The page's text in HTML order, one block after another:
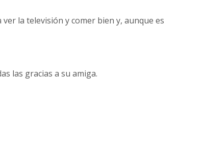
la televisión y comer bien y, aunque es
las gracias a su amiga.